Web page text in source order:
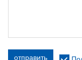
отправить